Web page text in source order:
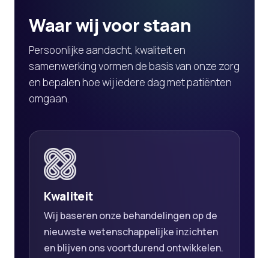
Waar wij voor staan
Persoonlijke aandacht, kwaliteit en
samenwerking vormen de basis van onze zorg
en bepalen hoe wij iedere dag met patiënten
omgaan.
Kwaliteit
Wij baseren onze behandelingen op de
nieuwste wetenschappelijke inzichten
en blijven ons voortdurend ontwikkelen.